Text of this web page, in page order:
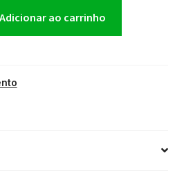
Adicionar ao carrinho